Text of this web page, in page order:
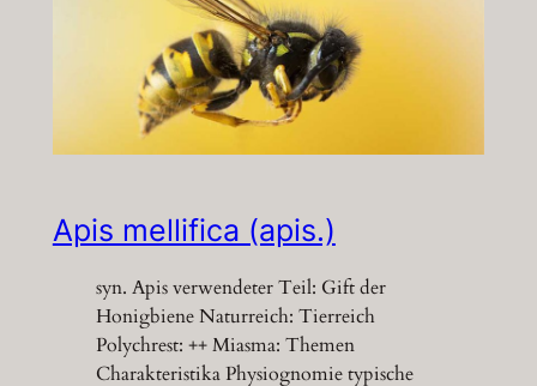
Apis mellifica (apis.)
syn. Apis verwendeter Teil: Gift der
Honigbiene Naturreich: Tierreich
Polychrest: ++ Miasma: Themen
Charakteristika Physiognomie typische